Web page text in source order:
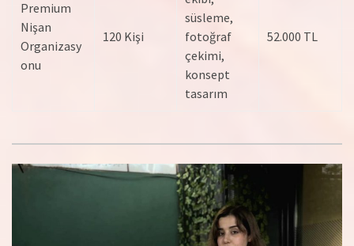
Premium
Nişan
Organizasy
onu
120 Kişi
süsleme,
fotoğraf
çekimi,
konsept
tasarım
52.000 TL